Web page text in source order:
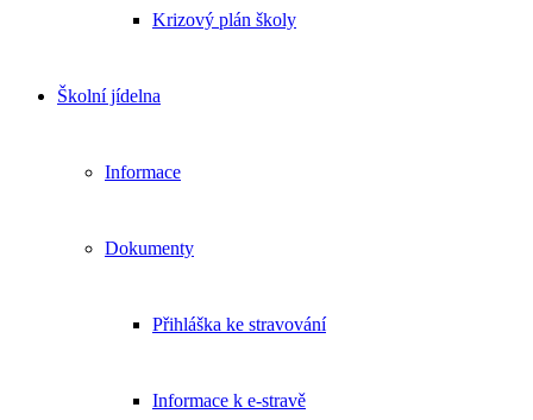
Krizový plán školy
Školní jídelna
Informace
Dokumenty
Přihláška ke stravování
Informace k e-stravě